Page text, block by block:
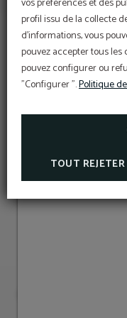
profil issu de la collecte
d'informations, vous
pouvez accepter tous
pouvez configurer ou
"Configurer ".Politique
TOUT REJETER
12 13 14
19 20 21
26 27 28
APARTAMENTOS
HOSTAL LAMI
Meilleur